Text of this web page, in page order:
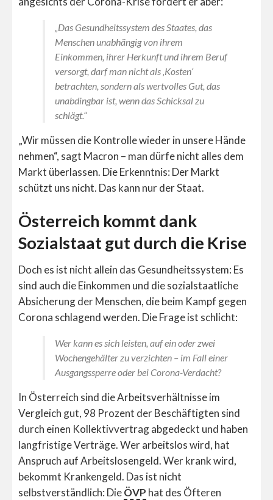
„Das Gesundheitssystem des Staates, das
Menschen unabhängig von ihrem
Einkommen, ihrer Herkunft und ihrem Beruf
versorgt, darf man nicht als ‚Kosten‘
betrachten, sondern als wertvolles Gut, das
unabdingbar ist, wenn das Schicksal zu
schlägt.“
„Wir müssen die Kontrolle wieder in unsere Hände
nehmen“, sagt Macron – man dürfe nicht alles dem
Markt überlassen. Die Erkenntnis: Der Markt
schützt uns nicht. Das kann nur der Staat.
Österreich kommt dank
Sozialstaat gut durch die Krise
Doch es ist nicht allein das Gesundheitssystem: Es
sind auch die Einkommen und die sozialstaatliche
Absicherung der Menschen, die beim Kampf gegen
Corona schlagend werden. Die Frage ist schlicht:
Wer kann es sich leisten, auf ein oder zwei
Wochengehälter zu verzichten – im Fall einer
Ausgangssperre oder bei Corona-Verdacht?
In Österreich sind die Arbeitsverhältnisse im
Vergleich gut, 98 Prozent der Beschäftigten sind
durch einen Kollektivvertrag abgedeckt und haben
langfristige Verträge. Wer arbeitslos wird, hat
Anspruch auf Arbeitslosengeld. Wer krank wird,
bekommt Krankengeld. Das ist nicht
selbstverständlich: DieÖVP hat des Öfteren